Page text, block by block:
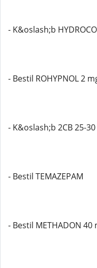
- K&oslash;b
- Bestil ROHYPNOL 2
- K&oslash;b 2CB 25-
- Bestil TEMAZEPAM
- Bestil METHADON 40